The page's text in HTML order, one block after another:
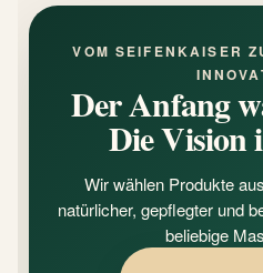
VOM SEIFENKAISER
Der Anfang
Die Vision
Wir wählen Produkte
natürlicher, gepflegter und
beliebige